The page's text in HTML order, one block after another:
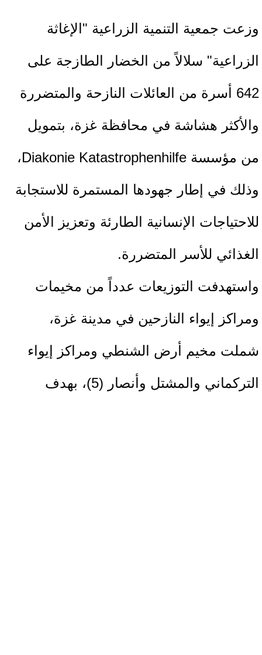
وزعت جمعية التنمية الزراعية "الإغاثة
الزراعية" سلالاً من الخضار الطازجة على
642 أسرة من العائلات النازحة والمتضررة
والأكثر هشاشة في محافظة غزة، بتمويل
من مؤسسة Diakonie Katastrophenhilfe،
وذلك في إطار جهودها المستمرة للاستجابة
للاحتياجات الإنسانية الطارئة وتعزيز الأمن
الغذائي للأسر المتضررة.
واستهدفت التوزيعات عدداً من مخيمات
ومراكز إيواء النازحين في مدينة غزة،
شملت مخيم أرض الشنطي ومراكز إيواء
التركماني والمشتل وأنصار (5)، بهدف